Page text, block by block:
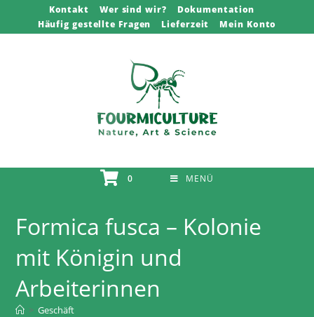
Kontakt Wer sind wir?
Dokumentation
Häufig gestellte Fragen
Lieferzeit Mein Konto
0 MENÜ
Formica fusca – Kolonie
mit Königin und
Arbeiterinnen
> Geschäft